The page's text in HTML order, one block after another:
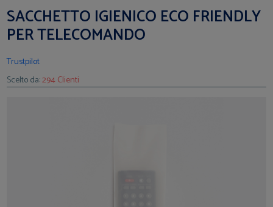
SACCHETTO IGIENICO ECO FRIENDLY
PER TELECOMANDO
Trustpilot
Scelto da:294 Clienti